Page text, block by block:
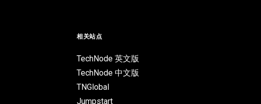
相关站点
TechNode 英文版
TechNode 中文版
TNGlobal
Jumpstart